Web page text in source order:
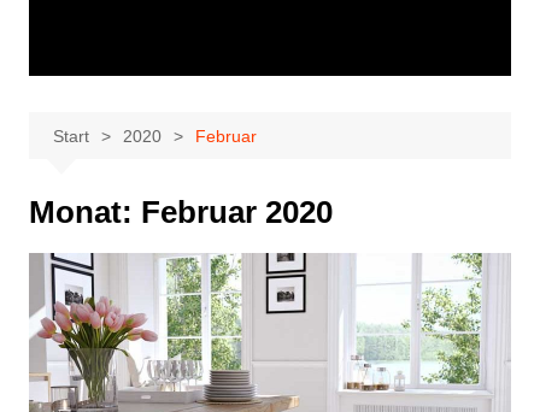
Start 2020 Februar
Monat: Februar 2020